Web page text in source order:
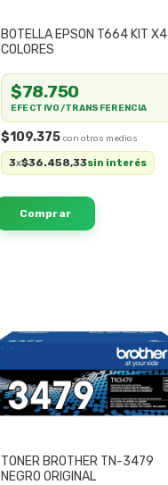
BOTELLA EPSON T664 KIT X4
COLORES
$109.375
3x$36.458,33sin interés
$78.750
EFECTIVO/TRANSFERENCIA
TONER BROTHER TN-3479
NEGRO ORIGINAL